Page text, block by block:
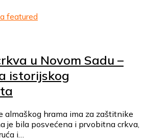
u Novom Sadu –
istorijskog
almaškog hrama ima za zaštitnike
je bila posvećena i prvobitna crkva,
i…